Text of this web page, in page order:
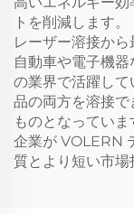
トを削減します。
レーザー溶接か
自動車や電子機
の業界で活躍し
品の両方を溶接
ものとなっていま
企業が VOLERN
質とより短い市場